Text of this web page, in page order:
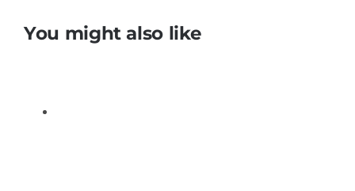
You might also like